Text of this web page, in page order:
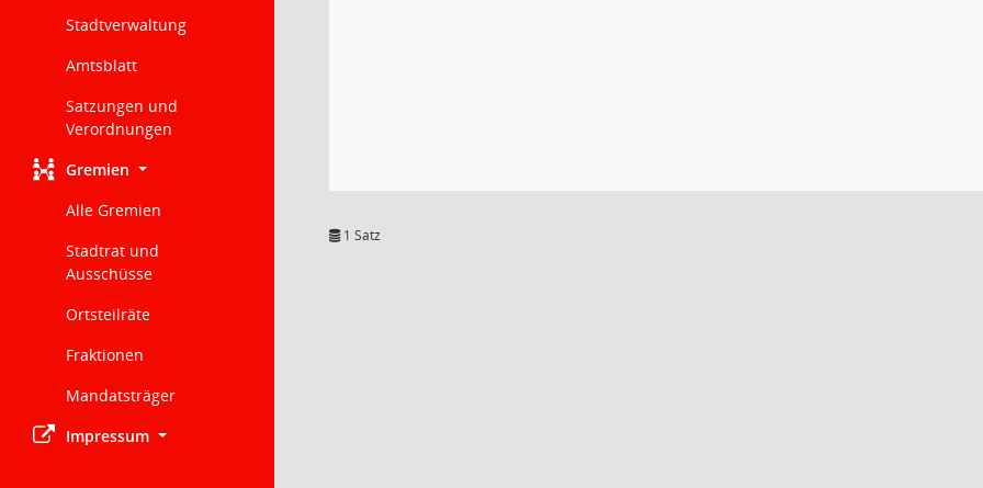
Stadtverwaltung
Amtsblatt
Satzungen und
Verordnungen
Gremien
Alle Gremien
Stadtrat und
Ausschüsse
Ortsteilräte
Fraktionen
Mandatsträger
Impressum
1 Satz